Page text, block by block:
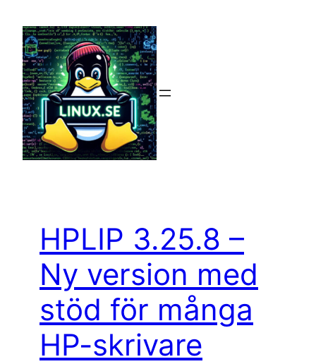
innehåll
HPLIP 3.25.8 –
Ny version med
stöd för många
HP-skrivare